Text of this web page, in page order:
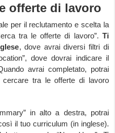
offerte di lavoro
per il reclutamento e scelta la
tra le offerte di lavoro”. Ti
, dove avrai diversi filtri di
dove dovrai indicare il
avrai completato, potrai
cercare tra le offerte di lavoro
in alto a destra, potrai
il tuo curriculum (in inglese).